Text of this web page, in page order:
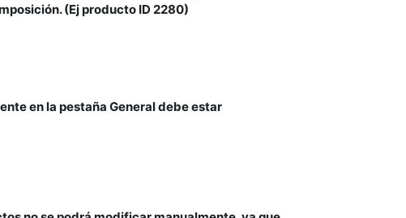
(Ej producto ID 2280)
en la pestaña General debe estar